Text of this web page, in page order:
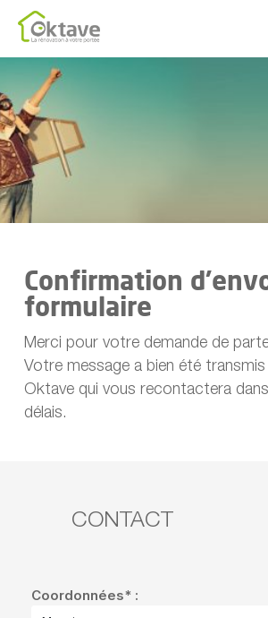
Skip
main
content
Confirmation
formulaire
Merci pour votre demande de
Votre message a bien été transmis
Oktave qui vous recontactera
délais.
CONTACT